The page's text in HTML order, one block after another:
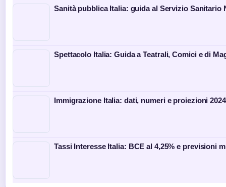
Sanità pubblica Italia: guida al Servizio Sanitario
Spettacolo Italia: Guida a Teatrali, Comici e di
Immigrazione Italia: dati, numeri e proiezioni
Tassi Interesse Italia: BCE al 4,25% e previsioni